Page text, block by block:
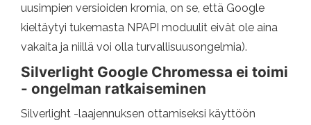
uusimpien versioiden kromia, on se, että Google
kieltäytyi tukemasta NPAPI moduulit eivät ole aina
vakaita ja niillä voi olla turvallisuusongelmia).
Silverlight Google Chromessa ei toimi
- ongelman ratkaiseminen
Silverlight -laajennuksen ottamiseksi käyttöön